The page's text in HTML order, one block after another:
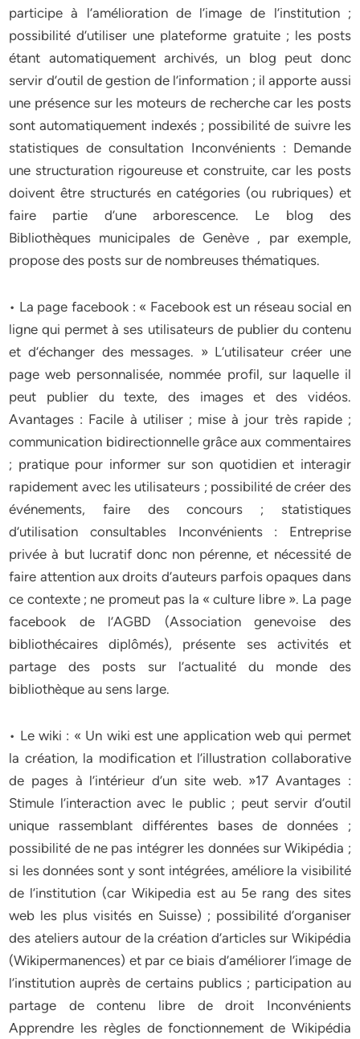
participe à l’amélioration de l’image de l’institution ;
possibilité d’utiliser une plateforme gratuite ; les posts
étant automatiquement archivés, un blog peut donc
servir d’outil de gestion de l’information ; il apporte aussi
une présence sur les moteurs de recherche car les posts
sont automatiquement indexés ; possibilité de suivre les
statistiques de consultation Inconvénients : Demande
une structuration rigoureuse et construite, car les posts
doivent être structurés en catégories (ou rubriques) et
faire partie d’une arborescence. Le blog des
Bibliothèques municipales de Genève , par exemple,
propose des posts sur de nombreuses thématiques.
• La page facebook : « Facebook est un réseau social en
ligne qui permet à ses utilisateurs de publier du contenu
et d’échanger des messages. » L’utilisateur créer une
page web personnalisée, nommée profil, sur laquelle il
peut publier du texte, des images et des vidéos.
Avantages : Facile à utiliser ; mise à jour très rapide ;
communication bidirectionnelle grâce aux commentaires
; pratique pour informer sur son quotidien et interagir
rapidement avec les utilisateurs ; possibilité de créer des
événements, faire des concours ; statistiques
d’utilisation consultables Inconvénients : Entreprise
privée à but lucratif donc non pérenne, et nécessité de
faire attention aux droits d’auteurs parfois opaques dans
ce contexte ; ne promeut pas la « culture libre ». La page
facebook de l’AGBD (Association genevoise des
bibliothécaires diplômés), présente ses activités et
partage des posts sur l’actualité du monde des
bibliothèque au sens large.
• Le wiki : « Un wiki est une application web qui permet
la création, la modification et l’illustration collaborative
de pages à l’intérieur d’un site web. »17 Avantages :
Stimule l’interaction avec le public ; peut servir d’outil
unique rassemblant différentes bases de données ;
possibilité de ne pas intégrer les données sur Wikipédia ;
si les données sont y sont intégrées, améliore la visibilité
de l’institution (car Wikipedia est au 5e rang des sites
web les plus visités en Suisse) ; possibilité d’organiser
des ateliers autour de la création d’articles sur Wikipédia
(Wikipermanences) et par ce biais d’améliorer l’image de
l’institution auprès de certains publics ; participation au
partage de contenu libre de droit Inconvénients
Apprendre les règles de fonctionnement de Wikipédia